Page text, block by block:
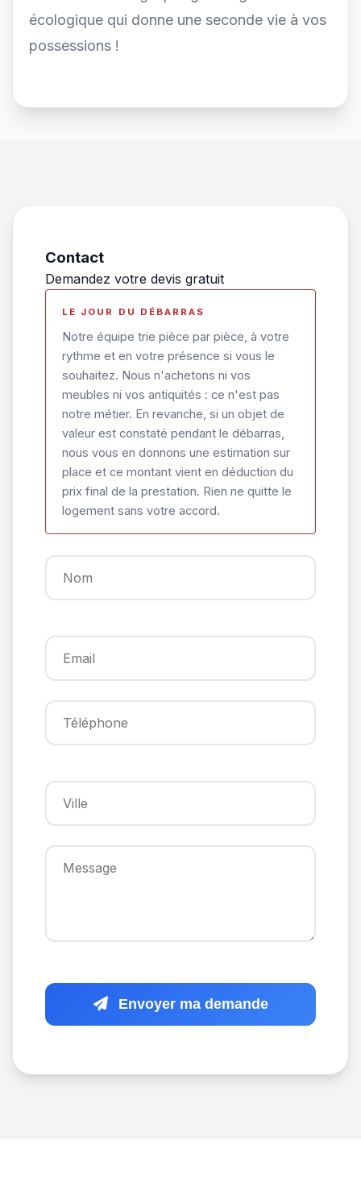
écologique qui donne une seconde vie à vos
possessions !
Contact
Demandez votre devis gratuit
LE JOUR DU DÉBARRAS
Notre équipe trie pièce par pièce, à votre
rythme et en votre présence si vous le
souhaitez. Nous n'achetons ni vos
meubles ni vos antiquités : ce n'est pas
notre métier. En revanche, si un objet de
valeur est constaté pendant le débarras,
nous vous en donnons une estimation sur
place et ce montant vient en déduction du
prix final de la prestation. Rien ne quitte le
logement sans votre accord.
Envoyer ma demande